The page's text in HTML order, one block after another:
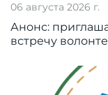
06 августа 2026 г.
Анонс:
встречу